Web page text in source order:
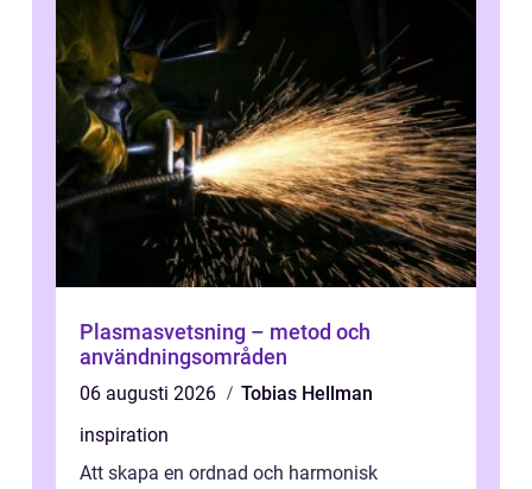
Plasmasvetsning – metod och
användningsområden
06 augusti 2026
Tobias Hellman
inspiration
Att skapa en ordnad och harmonisk